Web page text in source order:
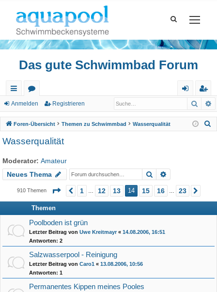
Das gute Schwimmbad Forum
ch
ne
llz
riff
or
en m
el
eg
ist
rie
Anmelden Registrieren
Foren-Übersicht Themen zu Schwimmbad Wasserqualität
Wasserqualität
Moderator: Amateur
Neues Thema
Suche
910 Themen Seite 14 von23
Vorherige
1 12 13 14 15 16 23
Themen
Poolboden ist grün
Letzter Beitrag von Uwe Kreitmayr« 14.08.2006, 16:51
Antworten: 2
Salzwasserpool - Reinigung
Letzter Beitrag von Caro1 « 13.08.2006, 10:56
Antworten: 1
Permanentes Kippen meines Pooles